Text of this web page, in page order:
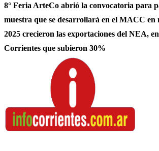
8° Feria ArteCo abrió la convocatoria para
muestra que se desarrollará en el MACC en
2025 crecieron las exportaciones del NEA,
Corrientes que subieron 30%